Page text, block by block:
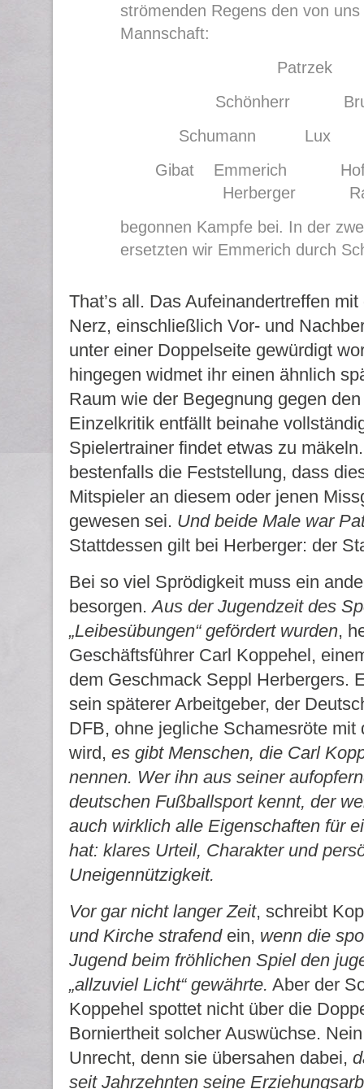
strömenden Regens den von
Mannschaft:
Patrzek
Schönherr
Schumann Lux
Gibat Emmerich
Herberger
begonnen Kampfe bei. In der
ersetzten wir Emmerich durch
That’s all. Das Aufeinandertreffen
Nerz, einschließlich Vor- und
unter einer Doppelseite gewürdigt
hingegen widmet ihr einen ähnlich
Raum wie der Begegnung gegen
Einzelkritik entfällt beinahe
Spielertrainer findet etwas zu
bestenfalls die Feststellung, dass
Mitspieler an diesem oder jenen
gewesen sei. Und beide Male war
Stattdessen gilt bei Herberger: der
Bei so viel Sprödigkeit muss ein
besorgen.Aus der Jugendzeit des
„Leibesübungen“ gefördert wurden,
Geschäftsführer Carl Koppehel,
dem Geschmack Seppl Herbergers.
sein späterer Arbeitgeber, der
DFB, ohne jegliche Schamesröte mit
wird, es gibt Menschen, die Carl
nennen. Wer ihn aus seiner
deutschen Fußballsport kennt, der
auch wirklich alle Eigenschaften für
hat: klares Urteil, Charakter und
Uneigennützigkeit.
Vor gar nicht langer Zeit, schreibt
und Kirche strafendein, wenn die
Jugend beim fröhlichen Spiel den
„allzuviel Licht“ gewährte. Aber der
Koppehel spottet nicht über die
Borniertheit solcher Auswüchse.
Unrecht, denn sie übersahen dabei,
seit Jahrzehnten seine